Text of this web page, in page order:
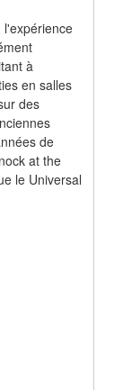
l'expérience
à
en salles
des
de
at the
le Universal